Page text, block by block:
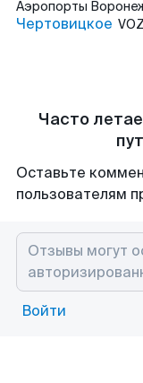
Аэропорты
Чертовицкое VOZ
Часто
Оставьте
пользователям
Войти